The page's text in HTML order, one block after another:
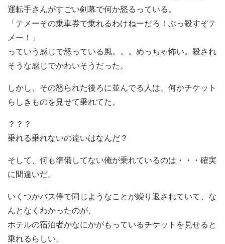
運転手さんがすごい剣幕で何か怒るっている。
「テメーその乗車券で乗れるわけねーだろ！ぶっ殺すぞテ
メー！」
っていう感じで怒っている風。。。めっちゃ怖い。殺され
そうな感じでかわいそうだった。
しかし、その怒られた後ろに並んでる人は、何かチケット
らしきものを見せて乗れてた。
？？？
乗れる乗れないの違いはなんだ？
そして、何も準備してない俺が乗れているのは・・・確実
に間違いだ。
いくつかバス停で同じようなことが繰り返されていて、な
んとなくわかったのが、
ホテルの宿泊者かなにかがもっているチケットを見せると
乗れるらしい。